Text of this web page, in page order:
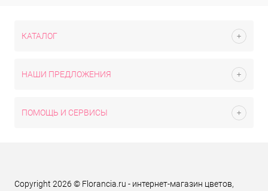
КАТАЛОГ
НАШИ ПРЕДЛОЖЕНИЯ
ПОМОЩЬ И СЕРВИСЫ
Copyright 2026 © Florancia.ru - интернет-магазин цветов,